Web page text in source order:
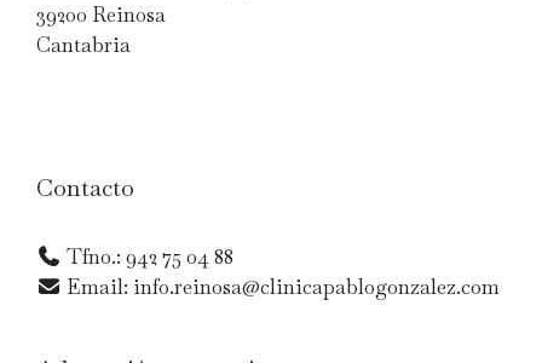
39200 Reinosa
Cantabria
Contacto
Tfno.: 942 75 04 88
Email: info.reinosa@clinicapablogonzalez.com